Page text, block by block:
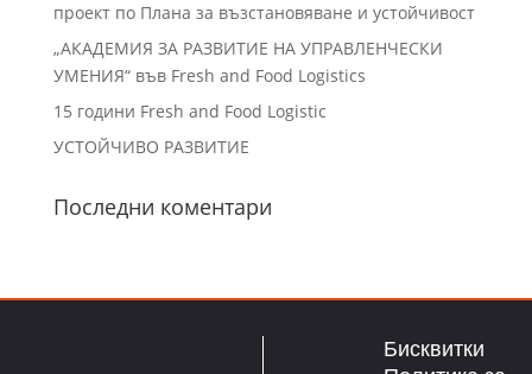
проект по Плана за възстановяване и устойчивост
„АКАДЕМИЯ ЗА РАЗВИТИЕ НА УПРАВЛЕНЧЕСКИ
УМЕНИЯ“ във Fresh and Food Logistics
15 години Fresh and Food Logistic
УСТОЙЧИВО РАЗВИТИЕ
Последни коментари
Бисквитки